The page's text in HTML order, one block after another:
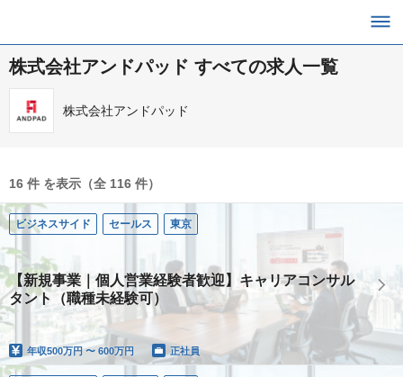
株式会社アンドパッド すべての求人一覧
株式会社アンドパッド
16 件 を表示（全 116 件）
ビジネスサイド セールス 東京
【新規事業｜個人営業経験者歓迎】キャリアコンサル
タント（職種未経験可）
年収500万円 〜 600万円 正社員